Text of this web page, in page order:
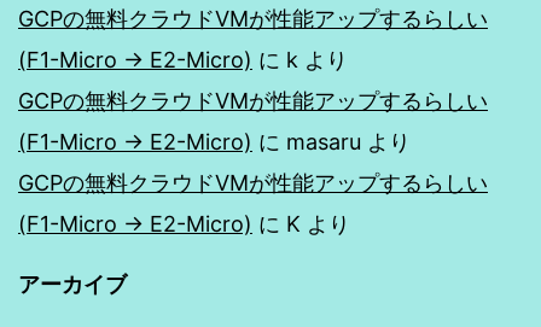
GCPの無料クラウドVMが性能アップするらしい
(F1-Micro → E2-Micro) に k より
GCPの無料クラウドVMが性能アップするらしい
(F1-Micro → E2-Micro) に masaru より
GCPの無料クラウドVMが性能アップするらしい
(F1-Micro → E2-Micro) に K より
アーカイブ